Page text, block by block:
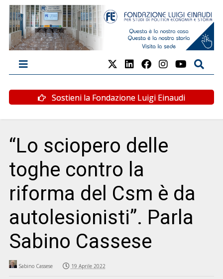
Sostieni la Fondazione Luigi Einaudi
“Lo sciopero delle
toghe contro la
riforma del Csm è da
autolesionisti”. Parla
Sabino Cassese
Sabino Cassese 19 Aprile 2022